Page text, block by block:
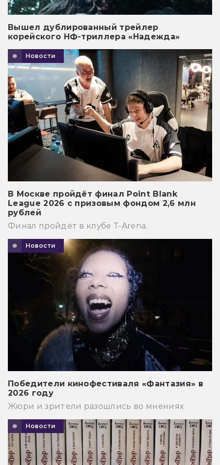
Вышел дублированный трейлер
корейского НФ-триллера «Надежда»
Новости
В Москве пройдёт финал Point Blank
League 2026 с призовым фондом 2,6 млн
рублей
Финал пройдёт в клубе T-Arena.
Новости
Победители кинофестиваля «Фантазия» в
2026 году
Жюри и зрители разошлись во мнениях
Новости